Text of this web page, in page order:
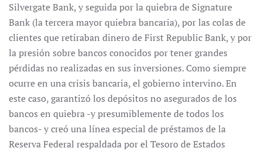
Silvergate Bank, y seguida por la quiebra de Signature
Bank (la tercera mayor quiebra bancaria), por las colas de
clientes que retiraban dinero de First Republic Bank, y por
la presión sobre bancos conocidos por tener grandes
pérdidas no realizadas en sus inversiones. Como siempre
ocurre en una crisis bancaria, el gobierno intervino. En
este caso, garantizó los depósitos no asegurados de los
bancos en quiebra -y presumiblemente de todos los
bancos- y creó una línea especial de préstamos de la
Reserva Federal respaldada por el Tesoro de Estados